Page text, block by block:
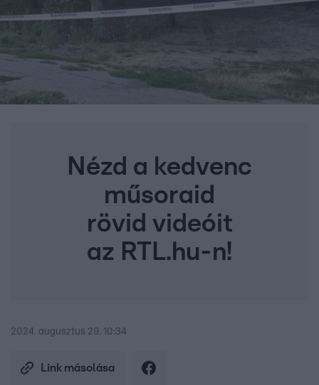
Nézd a kedvenc
műsoraid
rövid videóit
az RTL.hu-n!
2024. augusztus 29. 10:34
Link másolása